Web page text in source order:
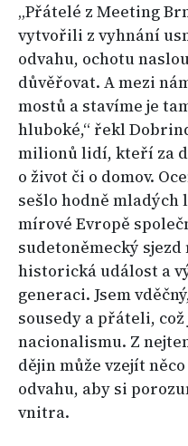
„Přátelé z Meeting
vytvořili z vyhnání
odvahu, ochotu
důvěřovat. A mezi
mostů a stavíme je
hluboké,“ řekl
milionů lidí, kteří za
o život či o domov.
sešlo hodně
mírové Evropě
sudetoněmecký sjezd
historická událost a
generaci. Jsem
sousedy a přáteli,
nacionalismu. Z
dějin může vzejít
odvahu, aby si
vnitra.